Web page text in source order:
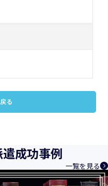
る
成功事例
一覧を見る